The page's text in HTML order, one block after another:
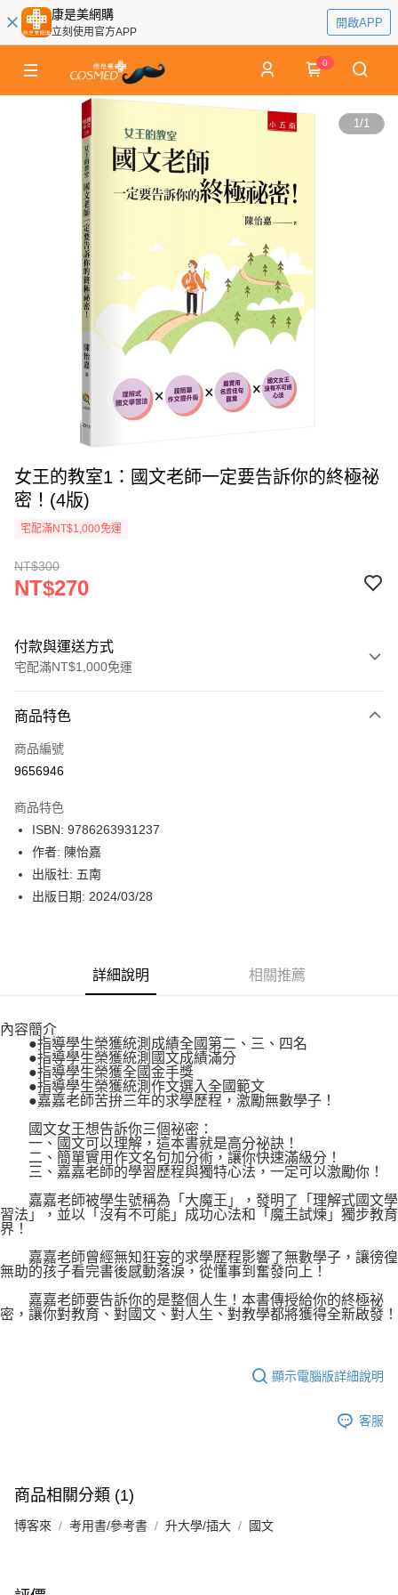
康是美網購
立刻使用官方APP
開啟APP
0
1/1
女王的教室1：國文老師一定要告訴你的終極祕
密！(4版)
宅配滿NT$1,000免運
NT$300
NT$270
付款與運送方式
宅配滿NT$1,000免運
icash Pay
信用卡一次付款
LINE Pay
Apple Pay
街口支付
博客來商品配送方式
每筆NT$80，滿NT$1,000(含以上)免運費
商品特色
商品編號
9656946
商品特色
ISBN: 9786263931237
作者: 陳怡嘉
出版社: 五南
出版日期: 2024/03/28
詳細說明 相關推薦
內容簡介
●指導學生榮獲統測成績全國第二、三、四名
●指導學生榮獲統測國文成績滿分
●指導學生榮獲全國金手獎
●指導學生榮獲統測作文選入全國範文
●嘉嘉老師苦拚三年的求學歷程，激勵無數學子！
國文女王想告訴你三個祕密：
一、國文可以理解，這本書就是高分祕訣！
二、簡單實用作文名句加分術，讓你快速滿級分！
三、嘉嘉老師的學習歷程與獨特心法，一定可以激勵你！
嘉嘉老師被學生號稱為「大魔王」，發明了「理解式國文學
習法」，並以「沒有不可能」成功心法和「魔王試煉」獨步教育
界！
嘉嘉老師曾經無知狂妄的求學歷程影響了無數學子，讓徬徨
無助的孩子看完書後感動落淚，從懂事到奮發向上！
嘉嘉老師要告訴你的是整個人生！本書傳授給你的終極祕
密，讓你對教育、對國文、對人生、對教學都將獲得全新啟發！
顯示電腦版詳細說明
客服
商品相關分類 (1)
博客來 考用書/參考書 升大學/插大 國文